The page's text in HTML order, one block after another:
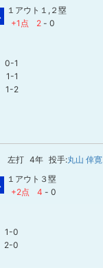
１アウト１,２塁
+1点
2 - 0
0-1
1-1
1-2
左打 4年 投手:丸山 倖寛
１アウト３塁
+2点
4 - 0
1-0
2-0